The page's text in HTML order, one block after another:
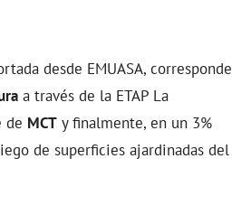
desde EMUASA, corresponde
a través de la ETAP La
de MCT y finalmente, en un 3%
de superficies ajardinadas del